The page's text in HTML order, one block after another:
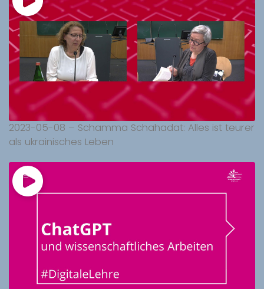
2023-05-08 – Schamma Schahadat: Alles ist teurer
als ukrainisches Leben